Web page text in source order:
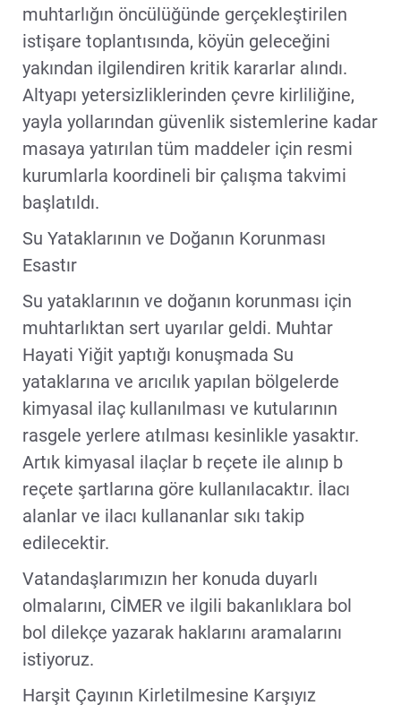
muhtarlığın öncülüğünde gerçekleştirilen
istişare toplantısında, köyün geleceğini
yakından ilgilendiren kritik kararlar alındı.
Altyapı yetersizliklerinden çevre kirliliğine,
yayla yollarından güvenlik sistemlerine kadar
masaya yatırılan tüm maddeler için resmi
kurumlarla koordineli bir çalışma takvimi
başlatıldı.
Su Yataklarının ve Doğanın Korunması
Esastır
Su yataklarının ve doğanın korunması için
muhtarlıktan sert uyarılar geldi. Muhtar
Hayati Yiğit yaptığı konuşmada Su
yataklarına ve arıcılık yapılan bölgelerde
kimyasal ilaç kullanılması ve kutularının
rasgele yerlere atılması kesinlikle yasaktır.
Artık kimyasal ilaçlar b reçete ile alınıp b
reçete şartlarına göre kullanılacaktır. İlacı
alanlar ve ilacı kullananlar sıkı takip
edilecektir.
Vatandaşlarımızın her konuda duyarlı
olmalarını, CİMER ve ilgili bakanlıklara bol
bol dilekçe yazarak haklarını aramalarını
istiyoruz.
Harşit Çayının Kirletilmesine Karşıyız